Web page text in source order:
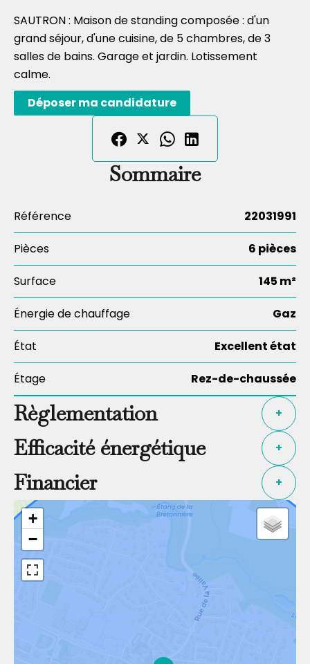
SAUTRON : Maison de standing composée : d'un
grand séjour, d'une cuisine, de 5 chambres, de 3
salles de bains. Garage et jardin. Lotissement
calme.
Déposer ma candidature
Sommaire
Référence 22031991
Pièces 6 pièces
Surface 145 m²
Énergie de chauffage Gaz
État Excellent état
Étage Rez-de-chaussée
Règlementation +
Efficacité énergétique +
Financier +
+
−